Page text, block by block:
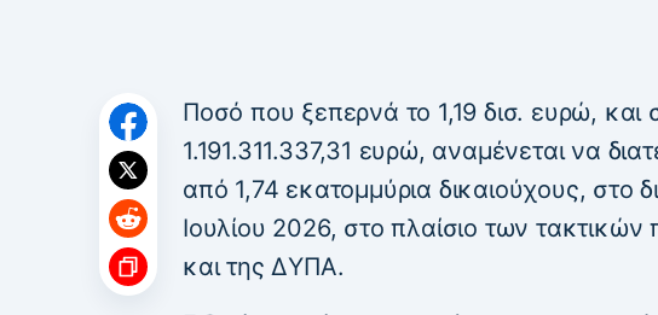
Ποσό που ξεπερνά το 1,19 δισ. ευρώ, και
1.191.311.337,31 ευρώ, αναμένεται να
από 1,74 εκατομμύρια δικαιούχους, στο
Ιουλίου 2026, στο πλαίσιο των
και της ΔΥΠΑ.